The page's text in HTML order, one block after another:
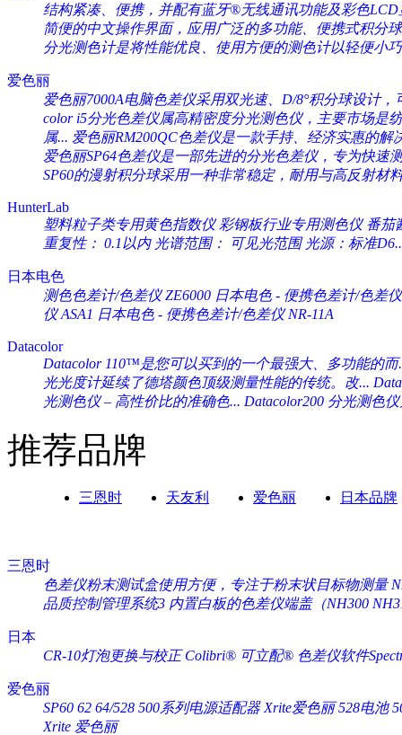
结构紧凑、便携，并配有蓝牙®无线通讯功能及彩色LCD
简便的中文操作界面，应用广泛的多功能、便携式积分
分光测色计是将性能优良、使用方便的测色计以轻便小
爱色丽
爱色丽7000A电脑色差仪采用双光速、D/8°积分球设计，
color i5分光色差仪属高精密度分光测色仪，主要市场是
属... 爱色丽RM200QC色差仪是一款手持、经济实惠的解
爱色丽SP64色差仪是一部先进的分光色差仪，专为快速
SP60的漫射积分球采用一种非常稳定，耐用与高反射材料
HunterLab
塑料粒子类专用黄色指数仪 彩钢板行业专用测色仪 番茄
重复性： 0.1以内 光谱范围： 可见光范围 光源：标准
日本电色
测色色差计/色差仪 ZE6000 日本电色 - 便携色差计/色差
仪 ASA1 日本电色 - 便携色差计/色差仪 NR-11A
Datacolor
Datacolor 110™是您可以买到的一个最强大、多功能的而
光光度计延续了德塔颜色顶级测量性能的传统。改...
光测色仪 – 高性价比的准确色... Datacolor200 分光测色
推荐品牌
三恩时 天友利 爱色丽 日本品牌
三恩时
色差仪粉末测试盒使用方便，专注于粉末状目标物测量
品质控制管理系统3 内置白板的色差仪端盖（NH300
日本
CR-10灯泡更换与校正 Colibri® 可立配® 色差仪软件
爱色丽
SP60 62 64/528 500系列电源适配器 Xrite爱色丽 528电池
Xrite 爱色丽